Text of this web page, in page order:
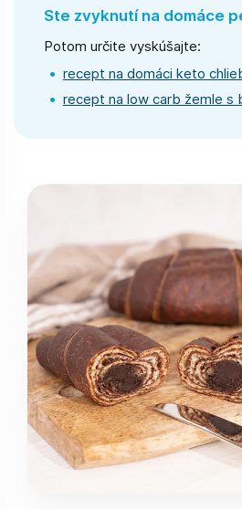
Ste zvyknutí na domáce
Potom určite vyskúšajte:
recept na domáci keto
recept na low carb žemle s